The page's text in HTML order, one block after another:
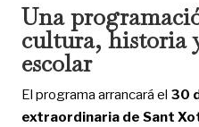
Una
cultura, historia
escolar
El programa arrancará el 30
extraordinaria de Sant